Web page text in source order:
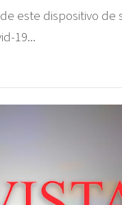
este dispositivo de
19...